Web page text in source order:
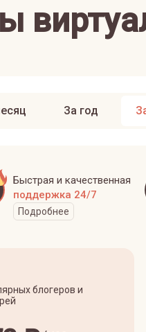
За год
Быстрая и качественная
поддержка 24/7
Подробнее
блогеров и